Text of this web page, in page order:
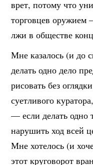
врет, потому что
торговцев
лжи в обществе
Мне казалось (и до
делать одно дело
рисовать без
суетливого
— если делать одно
нарушить ход всей
Мне хотелось (и
этот круговорот